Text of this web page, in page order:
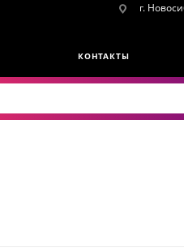
г.
КОНТАКТЫ